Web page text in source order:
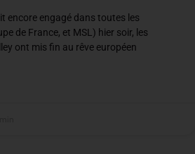
encore engagé dans toutes les
de France, et MSL) hier soir, les
ont mis fin au rêve européen